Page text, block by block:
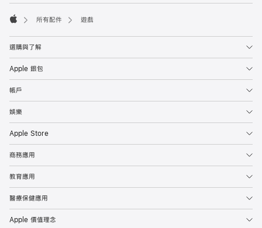
腳
所有配件 遊戲
選購與了解
Apple 銀包
帳戶
娛樂
Apple Store
商務應用
教育應用
醫療保健應用
Apple 價值理念